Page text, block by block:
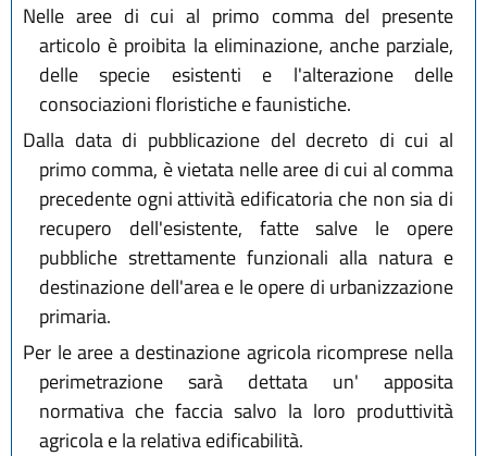
Nelle aree di cui al primo comma del presente
articolo è proibita la eliminazione, anche parziale,
delle specie esistenti e l'alterazione delle
consociazioni floristiche e faunistiche.
Dalla data di pubblicazione del decreto di cui al
primo comma, è vietata nelle aree di cui al comma
precedente ogni attività edificatoria che non sia di
recupero dell'esistente, fatte salve le opere
pubbliche strettamente funzionali alla natura e
destinazione dell'area e le opere di urbanizzazione
primaria.
Per le aree a destinazione agricola ricomprese nella
perimetrazione sarà dettata un' apposita
normativa che faccia salvo la loro produttività
agricola e la relativa edificabilità.